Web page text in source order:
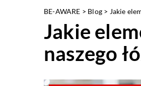
BE-AWARE > Blog > Jakie
Jakie
naszego